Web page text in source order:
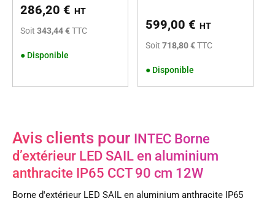
286,20 € HT
Soit 343,44 €TTC
● Disponible
599,00 € HT
Soit 718,80 €TTC
● Disponible
Avis clients pour INTEC Borne
d’extérieur LED SAIL en aluminium
anthracite IP65 CCT 90 cm 12W
Borne d'extérieur LED SAIL en aluminium anthracite IP65